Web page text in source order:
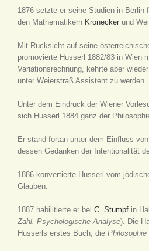
1876 setzte er seine Studien in Berlin
den Mathematikern Kronecker und
Mit Rücksicht auf seine
promovierte Husserl 1882/83 in Wien
Variationsrechnung, kehrte aber
unter Weierstraß Assistent zu werden.
Unter dem Eindruck der Wiener
sich Husserl 1884 ganz der
Er stand fortan unter dem Einfluss
dessen Gedanken der Intentionalität
1886 konvertierte Husserl vom
Glauben.
1887 habilitierte er bei C. Stumpf in
Zahl. Psychologische Analyse). Die
Husserls erstes Buch, die